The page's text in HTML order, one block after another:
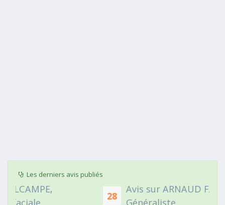
Les derniers avis publiés
28
Avis sur ARNAUD FAURIE, Médecin